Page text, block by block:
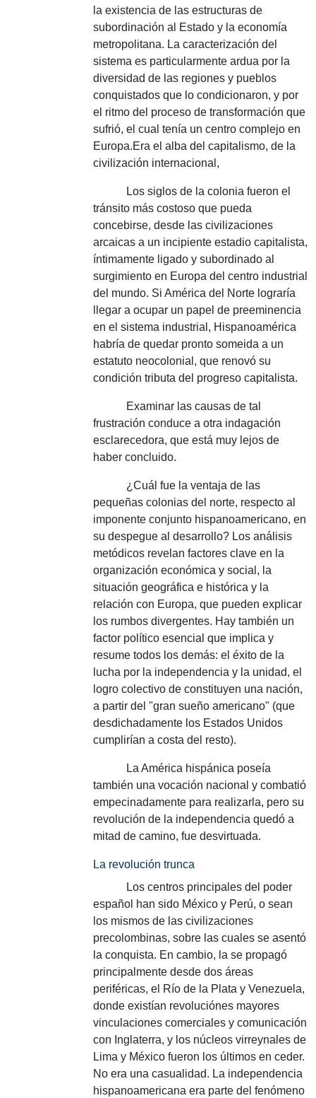
la existencia de las estructuras de
subordinación al Estado y la economía
metropolitana. La caracterización del
sistema es particularmente ardua por la
diversidad de las regiones y pueblos
conquistados que lo condicionaron, y por
el ritmo del proceso de transformación que
sufrió, el cual tenía un centro complejo en
Europa.Era el alba del capitalismo, de la
civilización internacional,
Los siglos de la colonia fueron el
tránsito más costoso que pueda
concebirse, desde las civilizaciones
arcaicas a un incipiente estadio capitalista,
íntimamente ligado y subordinado al
surgimiento en Europa del centro industrial
del mundo. Si América del Norte lograría
llegar a ocupar un papel de preeminencia
en el sistema industrial, Hispanoamérica
habría de quedar pronto someida a un
estatuto neocolonial, que renovó su
condición tributa del progreso capitalista.
Examinar las causas de tal
frustración conduce a otra indagación
esclarecedora, que está muy lejos de
haber concluido.
¿Cuál fue la ventaja de las
pequeñas colonias del norte, respecto al
imponente conjunto hispanoamericano, en
su despegue al desarrollo? Los análisis
metódicos revelan factores clave en la
organización económica y social, la
situación geográfica e histórica y la
relación con Europa, que pueden explicar
los rumbos divergentes. Hay también un
factor político esencial que implica y
resume todos los demás: el éxito de la
lucha por la independencia y la unidad, el
logro colectivo de constituyen una nación,
a partir del "gran sueño americano" (que
desdichadamente los Estados Unidos
cumplirían a costa del resto).
La América hispánica poseía
también una vocación nacional y combatió
empecinadamente para realizarla, pero su
revolución de la independencia quedó a
mitad de camino, fue desvirtuada.
La revolución trunca
Los centros principales del poder
español han sido México y Perú, o sean
los mismos de las civilizaciones
precolombinas, sobre las cuales se asentó
la conquista. En cambio, la se propagó
principalmente desde dos áreas
periféricas, el Río de la Plata y Venezuela,
donde existían revoluciónes mayores
vinculaciones comerciales y comunicación
con Inglaterra, y los núcleos virreynales de
Lima y México fueron los últimos en ceder.
No era una casualidad. La independencia
hispanoamericana era parte del fenómeno